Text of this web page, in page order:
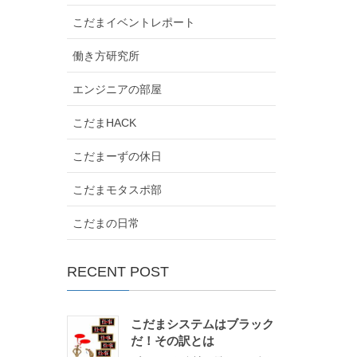
こだまイベントレポート
働き方研究所
エンジニアの部屋
こだまHACK
こだまーずの休日
こだまモタスポ部
こだまの日常
RECENT POST
こだまシステムはブラック
だ！その訳とは